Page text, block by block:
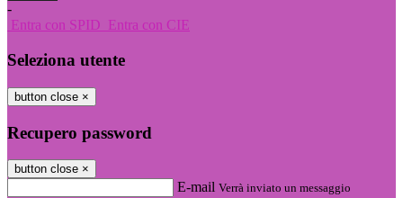
-
Entra con SPID Entra con CIE
Seleziona utente
button close ×
Recupero password
button close ×
E-mail Verrà inviato un messaggio